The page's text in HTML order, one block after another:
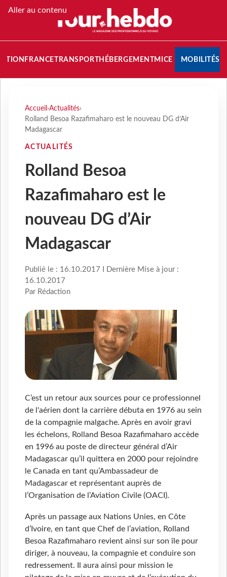
Aller au contenu
FRANCETRANSPORT HÉBERGEMENTMICE MOBILITÉS
Accueil ›Actualités›
Rolland Besoa Razafimaharo est le nouveau DG d’Air
Madagascar
ACTUALITÉS
Rolland Besoa
Razafimaharo est le
nouveau DG d’Air
Madagascar
Publié le : 16.10.2017 I Dernière Mise à jour :
16.10.2017
Par Rédaction
C’est un retour aux sources pour ce professionnel
de l'aérien dont la carrière débuta en 1976 au sein
de la compagnie malgache. Après en avoir gravi
les échelons, Rolland Besoa Razafimaharo accède
en 1996 au poste de directeur général d’Air
Madagascar qu’il quittera en 2000 pour rejoindre
le Canada en tant qu’Ambassadeur de
Madagascar et représentant auprès de
l’Organisation de l’Aviation Civile (OACI).
Après un passage aux Nations Unies, en Côte
d’Ivoire, en tant que Chef de l’aviation, Rolland
Besoa Razafimaharo revient ainsi sur son île pour
diriger, à nouveau, la compagnie et conduire son
redressement. Il aura ainsi pour mission le